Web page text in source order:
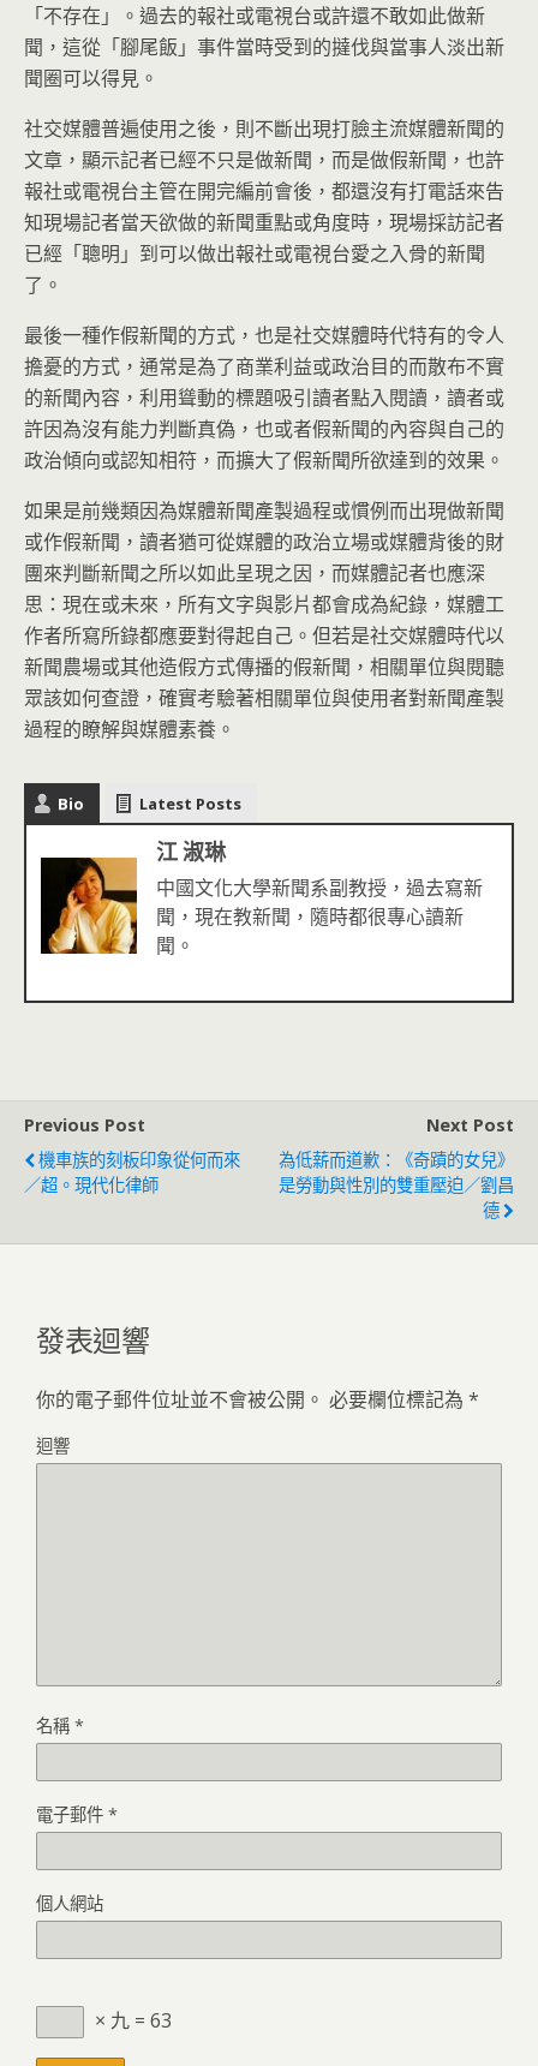
「不存在」。過去的報社或電視台或許還不敢如此做新
聞，這從「腳尾飯」事件當時受到的撻伐與當事人淡出新
聞圈可以得見。
社交媒體普遍使用之後，則不斷出現打臉主流媒體新聞的
文章，顯示記者已經不只是做新聞，而是做假新聞，也許
報社或電視台主管在開完編前會後，都還沒有打電話來告
知現場記者當天欲做的新聞重點或角度時，現場採訪記者
已經「聰明」到可以做出報社或電視台愛之入骨的新聞
了。
最後一種作假新聞的方式，也是社交媒體時代特有的令人
擔憂的方式，通常是為了商業利益或政治目的而散布不實
的新聞內容，利用聳動的標題吸引讀者點入閱讀，讀者或
許因為沒有能力判斷真偽，也或者假新聞的內容與自己的
政治傾向或認知相符，而擴大了假新聞所欲達到的效果。
如果是前幾類因為媒體新聞產製過程或慣例而出現做新聞
或作假新聞，讀者猶可從媒體的政治立場或媒體背後的財
團來判斷新聞之所以如此呈現之因，而媒體記者也應深
思：現在或未來，所有文字與影片都會成為紀錄，媒體工
作者所寫所錄都應要對得起自己。但若是社交媒體時代以
新聞農場或其他造假方式傳播的假新聞，相關單位與閱聽
眾該如何查證，確實考驗著相關單位與使用者對新聞產製
過程的瞭解與媒體素養。
Bio Latest Posts
江 淑琳
中國文化大學新聞系副教授，過去寫新
聞，現在教新聞，隨時都很專心讀新
聞。
Previous Post
機車族的刻板印象從何而來
／超。現代化律師
Next Post
為低薪而道歉：《奇蹟的女兒》
是勞動與性別的雙重壓迫／劉昌
德
發表迴響
你的電子郵件位址並不會被公開。 必要欄位標記為 *
迴響
名稱 *
電子郵件 *
個人網站
× 九 = 63